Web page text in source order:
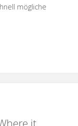
mögliche